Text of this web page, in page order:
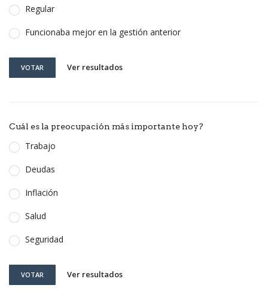
Regular
Funcionaba mejor en la gestión anterior
VOTAR Ver resultados
Cuál es la preocupación más importante hoy?
Trabajo
Deudas
Inflación
Salud
Seguridad
VOTAR Ver resultados